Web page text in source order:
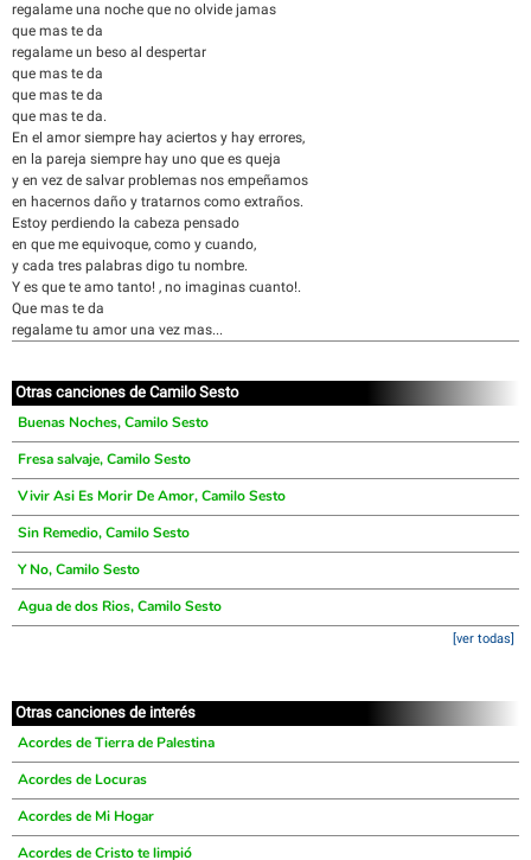
regalame una noche que no olvide jamas
que mas te da
regalame un beso al despertar
que mas te da
que mas te da
que mas te da.
En el amor siempre hay aciertos y hay errores,
en la pareja siempre hay uno que es queja
y en vez de salvar problemas nos empeñamos
en hacernos daño y tratarnos como extraños.
Estoy perdiendo la cabeza pensado
en que me equivoque, como y cuando,
y cada tres palabras digo tu nombre.
Y es que te amo tanto! , no imaginas cuanto!.
Que mas te da
regalame tu amor una vez mas...
Otras canciones de Camilo Sesto
Buenas Noches, Camilo Sesto
Fresa salvaje, Camilo Sesto
Vivir Asi Es Morir De Amor, Camilo Sesto
Sin Remedio, Camilo Sesto
Y No, Camilo Sesto
Agua de dos Rios, Camilo Sesto
[ver todas]
Otras canciones de interés
Acordes de Tierra de Palestina
Acordes de Locuras
Acordes de Mi Hogar
Acordes de Cristo te limpió